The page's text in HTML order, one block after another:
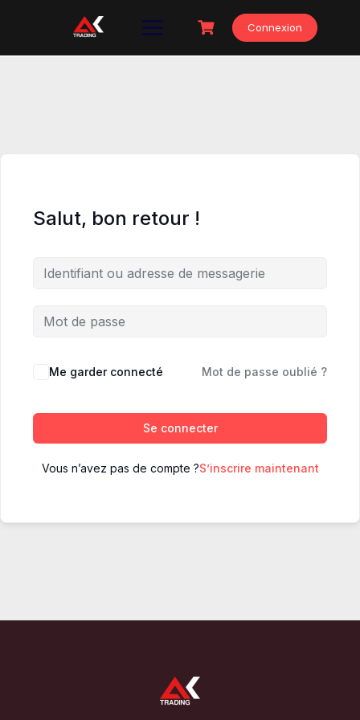
Connexion
Salut, bon retour !
Me garder connecté Mot de passe oublié ?
Se connecter
Vous n’avez pas de compte ?S’inscrire maintenant